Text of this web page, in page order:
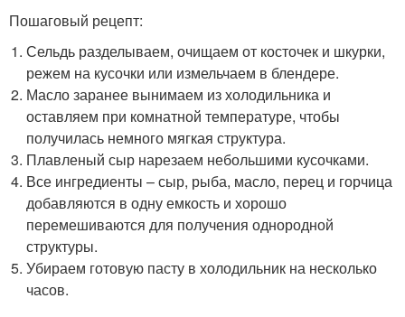
Пошаговый рецепт:
Сельдь разделываем, очищаем от косточек и шкурки,
режем на кусочки или измельчаем в блендере.
Масло заранее вынимаем из холодильника и
оставляем при комнатной температуре, чтобы
получилась немного мягкая структура.
Плавленый сыр нарезаем небольшими кусочками.
Все ингредиенты – сыр, рыба, масло, перец и горчица
добавляются в одну емкость и хорошо
перемешиваются для получения однородной
структуры.
Убираем готовую пасту в холодильник на несколько
часов.